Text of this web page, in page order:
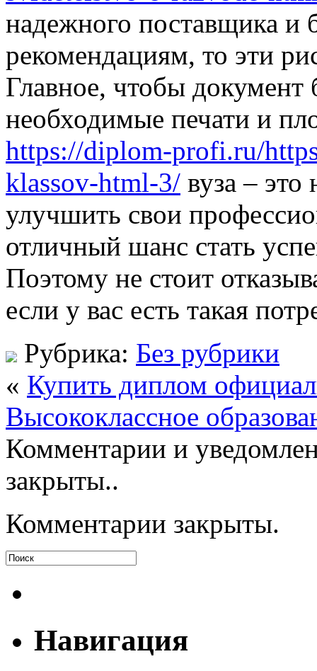
надежного поставщика и
рекомендациям, то эти
Главное, чтобы
необходимые печати и
https://diplom-profi.ru/
klassov-html-3/ вуза – это
улучшить свои
отличный шанс стать
Поэтому не стоит
если у вас есть такая
Рубрика: Без рубрики
« Купить диплом
Высококлассное
Комментарии и
закрыты..
Комментарии закрыты.
Навигация